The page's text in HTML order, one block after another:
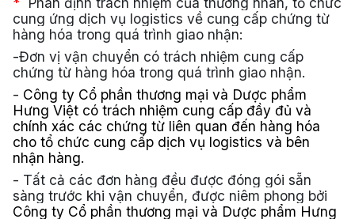
cung ứng dịch vụ logistics về cung cấp chứng từ
hàng hóa trong quá trình giao nhận:
-Đơn vị vận chuyển có trách nhiệm cung cấp
chứng từ hàng hóa trong quá trình giao nhận.
- Công ty Cổ phần thương mại và Dược phẩm
Hưng Việt có trách nhiệm cung cấp đầy đủ và
chính xác các chứng từ liên quan đến hàng hóa
cho tổ chức cung cấp dịch vụ logistics và bên
nhận hàng.
- Tất cả các đơn hàng đều được đóng gói sẵn
sàng trước khi vận chuyển, được niêm phong bởi
Công ty Cổ phần thương mại và Dược phẩm Hưng